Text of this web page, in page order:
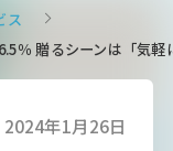
ス
％ 贈るシーンは「気
2024年1月26日